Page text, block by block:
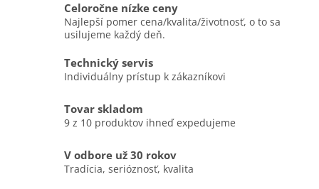
Celoročne nízke ceny
Najlepší pomer cena/kvalita/životnosť, o to sa
usilujeme každý deň.
Technický servis
Individuálny prístup k zákazníkovi
Tovar skladom
9 z 10 produktov ihneď expedujeme
V odbore už 30 rokov
Tradícia, serióznosť, kvalita